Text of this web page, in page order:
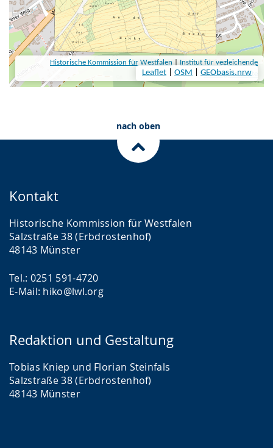
nach oben
Kontakt
Historische Kommission für Westfalen
Salzstraße 38 (Erbdrostenhof)
48143 Münster
Tel.: 0251 591-4720
E-Mail: hiko@lwl.org
Redaktion und Gestaltung
Tobias Kniep und Florian Steinfals
Salzstraße 38 (Erbdrostenhof)
48143 Münster